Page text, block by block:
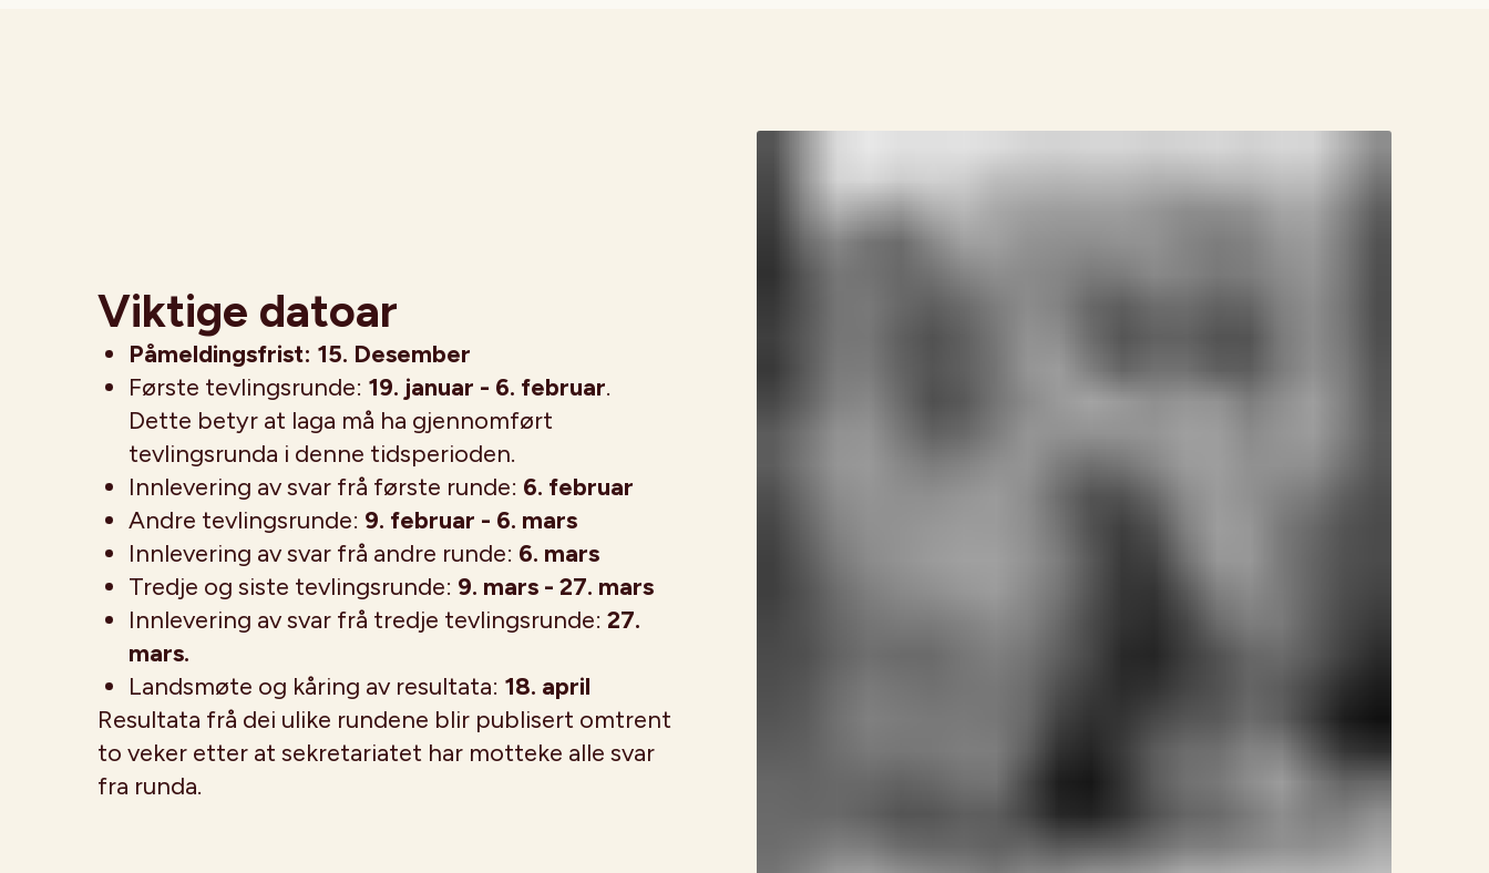
Viktige datoar
Påmeldingsfrist: 15. Desember
Første tevlingsrunde: 19. januar - 6. februar.
Dette betyr at laga må ha gjennomført
tevlingsrunda i denne tidsperioden.
Innlevering av svar frå første runde: 6. februar
Andre tevlingsrunde: 9. februar - 6. mars
Innlevering av svar frå andre runde: 6. mars
Tredje og siste tevlingsrunde: 9. mars - 27. mars
Innlevering av svar frå tredje tevlingsrunde: 27.
mars.
Landsmøte og kåring av resultata: 18. april
Resultata frå dei ulike rundene blir publisert omtrent
to veker etter at sekretariatet har motteke alle svar
fra runda.